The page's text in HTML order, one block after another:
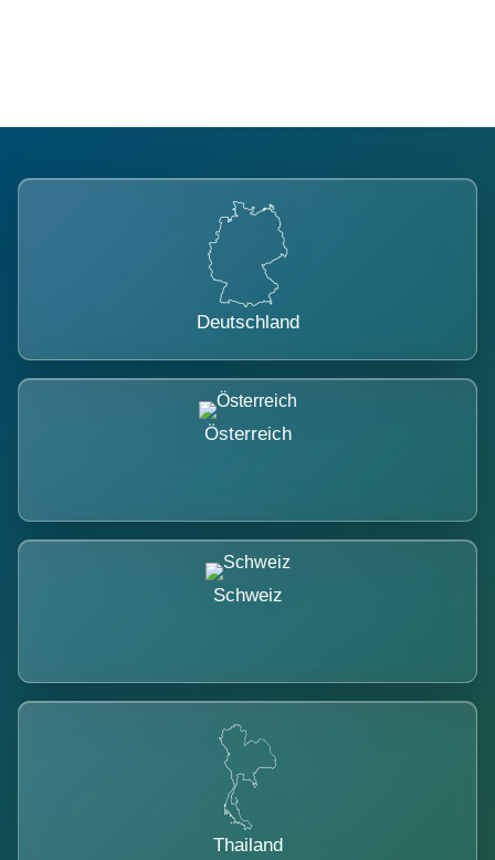
Deutschland
Österreich
Schweiz
Thailand